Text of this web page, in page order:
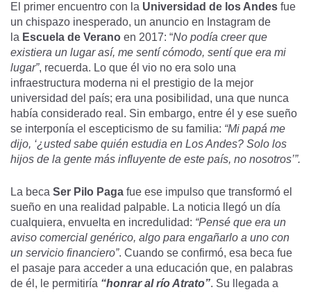
El primer encuentro con la Universidad de los Andes fue
un chispazo inesperado, un anuncio en Instagram de
la Escuela de Verano en 2017: “No podía creer que
existiera un lugar así, me sentí cómodo, sentí que era mi
lugar”, recuerda. Lo que él vio no era solo una
infraestructura moderna ni el prestigio de la mejor
universidad del país; era una posibilidad, una que nunca
había considerado real. Sin embargo, entre él y ese sueño
se interponía el escepticismo de su familia: “Mi papá me
dijo, ‘¿usted sabe quién estudia en Los Andes? Solo los
hijos de la gente más influyente de este país, no nosotros’”.
La beca Ser Pilo Paga fue ese impulso que transformó el
sueño en una realidad palpable. La noticia llegó un día
cualquiera, envuelta en incredulidad: “Pensé que era un
aviso comercial genérico, algo para engañarlo a uno con
un servicio financiero”. Cuando se confirmó, esa beca fue
el pasaje para acceder a una educación que, en palabras
de él, le permitiría “honrar al río Atrato”. Su llegada a